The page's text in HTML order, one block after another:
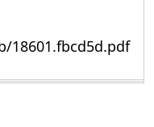
18601.fbcd5d.pdf